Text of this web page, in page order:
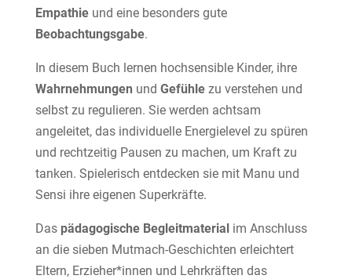
Empathieund eine besonders gute
Beobachtungsgabe.
In diesem Buch lernen hochsensible Kinder, ihre
Wahrnehmungen und Gefühlezu verstehen und
selbst zu regulieren. Sie werden achtsam
angeleitet, das individuelle Energielevel zu spüren
und rechtzeitig Pausen zu machen, um Kraft zu
tanken. Spielerisch entdecken sie mit Manu und
Sensi ihre eigenen Superkräfte.
Das pädagogische Begleitmaterialim Anschluss
an die sieben Mutmach-Geschichten erleichtert
Eltern, Erzieher*innen und Lehrkräften das